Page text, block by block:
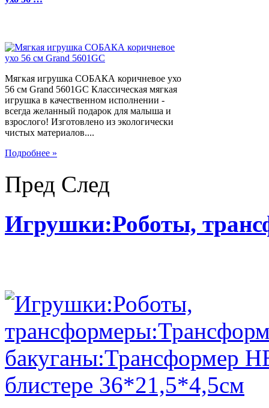
Мягкая игрушка СОБАКА коричневое ухо
56 см Grand 5601GC Классическая мягкая
игрушка в качественном исполнении -
всегда желанный подарок для малыша и
взрослого! Изготовлено из экологически
чистых материалов....
Подробнее »
Пред След
Игрушки:Роботы,